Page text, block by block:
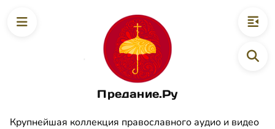
Предание.Ру
Крупнейшая коллекция православного аудио и видео